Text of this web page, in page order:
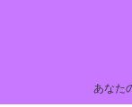
あなた